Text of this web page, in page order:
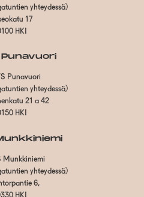
yhteydessä)
17
HKI
Punavuori
Punavuori
yhteydessä)
21 a 42
HKI
Munkkiniemi
yhteydessä)
6,